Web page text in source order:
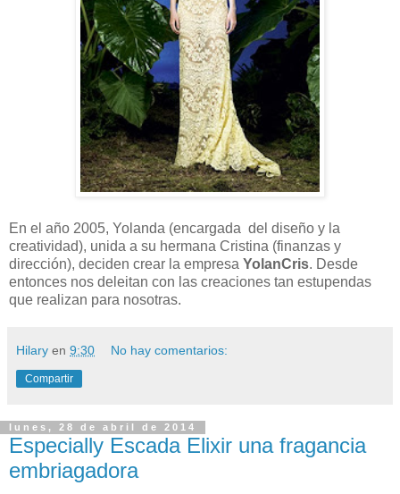
En el año 2005, Yolanda (encargada del diseño y la
creatividad), unida a su hermana Cristina (finanzas y
dirección), deciden crear la empresa YolanCris. Desde
entonces nos deleitan con las creaciones tan estupendas
que realizan para nosotras.
Hilary en 9:30 No hay comentarios:
Compartir
lunes, 28 de abril de 2014
Especially Escada Elixir una fragancia
embriagadora